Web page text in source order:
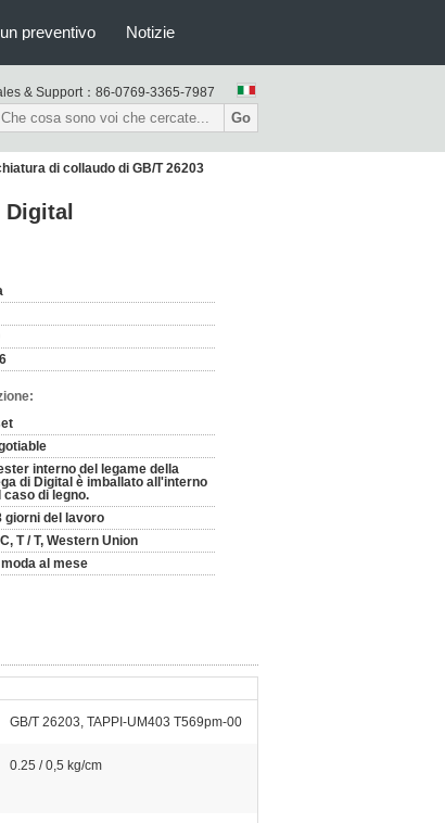
preventivo Notizie
& Support： 86-0769-3365-7987
Go
di collaudo di GB/T 26203
interno del legame della
di Digital è imballato all'interno
caso di legno.
giorni del lavoro
C, T / T, Western Union
al mese
GB/T 26203, TAPPI-UM403 T569pm-00
0.25 / 0,5 kg/cm